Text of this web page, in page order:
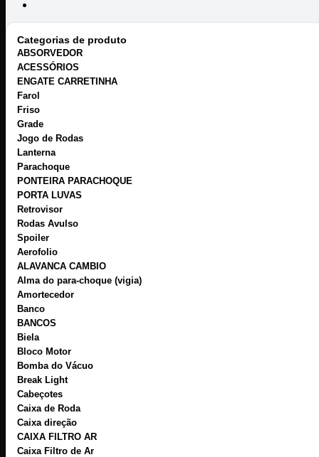
Categorias de produto
ABSORVEDOR
ACESSÓRIOS
ENGATE CARRETINHA
Farol
Friso
Grade
Jogo de Rodas
Lanterna
Parachoque
PONTEIRA PARACHOQUE
PORTA LUVAS
Retrovisor
Rodas Avulso
Spoiler
Aerofolio
ALAVANCA CAMBIO
Alma do para-choque (vigia)
Amortecedor
Banco
BANCOS
Biela
Bloco Motor
Bomba do Vácuo
Break Light
Cabeçotes
Caixa de Roda
Caixa direção
CAIXA FILTRO AR
Caixa Filtro de Ar